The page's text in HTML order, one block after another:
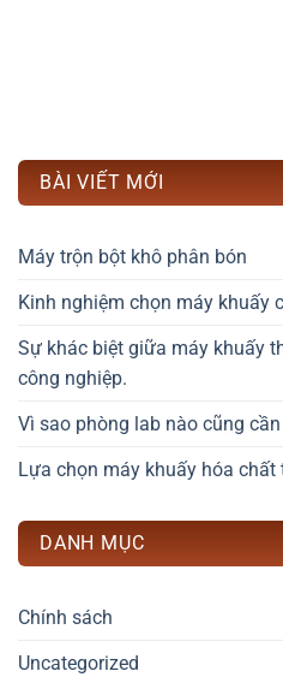
BÀI VIẾT MỚI
Máy trộn bột khô phân bón
Kinh nghiệm chọn máy khuấy
Sự khác biệt giữa máy khuấy
công nghiệp.
Vì sao phòng lab nào cũng
Lựa chọn máy khuấy hóa
DANH MỤC
Chính sách
Uncategorized